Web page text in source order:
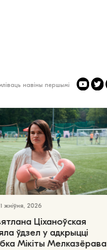
навіны першымі
жніўня, 2026
Ціханоўская
ўдзел у адкрыцці
Мікіты Мелказёрава